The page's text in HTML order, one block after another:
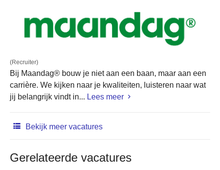
(Recruiter)
Bij Maandag® bouw je niet aan een baan, maar aan een
carrière. We kijken naar je kwaliteiten, luisteren naar wat
jij belangrijk vindt in... Lees meer
Bekijk meer vacatures
Gerelateerde vacatures